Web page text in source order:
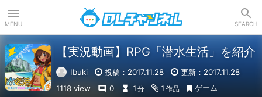
MENU SEARCH
【実況動画】RPG「潜水生活」を紹介
Ibuki 投稿：2017.11.28
更新：2017.11.28
1118 view
0 1 分 1 作品 ゲーム